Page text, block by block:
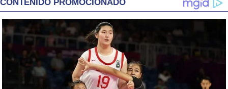
CONTENIDO PROMOCIONADO